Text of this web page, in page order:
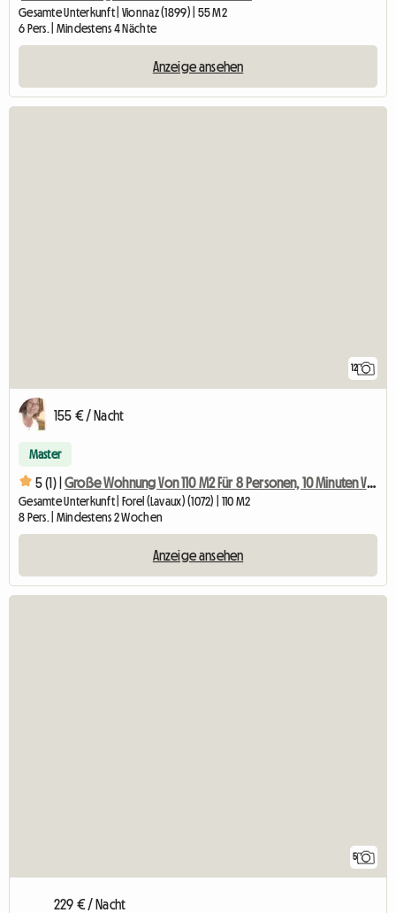
Gesamte Unterkunft | Vionnaz (1899) | 55 M2
6 Pers. | Mindestens 4 Nächte
Anzeige ansehen
12
155 € / Nacht
Master
5 (1) | Große Wohnung Von 110 M2 Für 8 Personen, 10 Minuten Von Vevey Entfernt
Gesamte Unterkunft | Forel (Lavaux) (1072) | 110 M2
8 Pers. | Mindestens 2 Wochen
Anzeige ansehen
5
229 € / Nacht